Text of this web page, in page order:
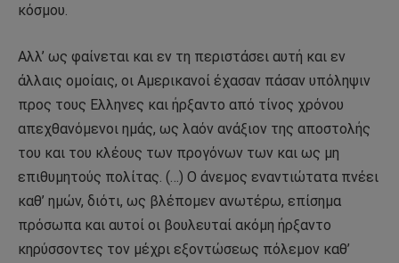
κόσμου.
Αλλ’ ως φαίνεται και εν τη περιστάσει αυτή και εν
άλλαις ομοίαις, οι Αμερικανοί έχασαν πάσαν υπόληψιν
προς τους Ελληνες και ήρξαντο από τίνος χρόνου
απεχθανόμενοι ημάς, ως λαόν ανάξιον της αποστολής
του και του κλέους των προγόνων των και ως μη
επιθυμητούς πολίτας. (…) Ο άνεμος εναντιώτατα πνέει
καθ’ ημών, διότι, ως βλέπομεν ανωτέρω, επίσημα
πρόσωπα και αυτοί οι βουλευταί ακόμη ήρξαντο
κηρύσσοντες τον μέχρι εξοντώσεως πόλεμον καθ’